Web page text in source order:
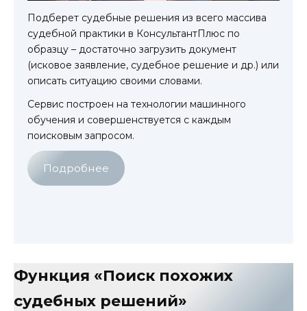
Подберет судебные решения из всего массива
судебной практики в КонсультантПлюс по
образцу – достаточно загрузить документ
(исковое заявление, судебное решение и др.) или
описать ситуацию своими словами.
Сервис построен на технологии машинного
обучения и совершенствуется с каждым
поисковым запросом.
Подробнее
Функция «Поиск похожих
судебных решений»